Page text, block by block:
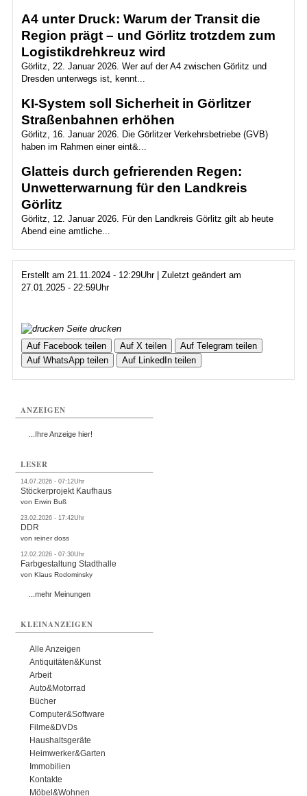
A4 unter Druck: Warum der Transit die
Region prägt – und Görlitz trotzdem zum
Logistikdrehkreuz wird
Görlitz, 22. Januar 2026. Wer auf der A4 zwischen Görlitz und
Dresden unterwegs ist, kennt...
KI-System soll Sicherheit in Görlitzer
Straßenbahnen erhöhen
Görlitz, 16. Januar 2026. Die Görlitzer Verkehrsbetriebe (GVB)
haben im Rahmen einer eint&...
Glatteis durch gefrierenden Regen:
Unwetterwarnung für den Landkreis
Görlitz
Görlitz, 12. Januar 2026. Für den Landkreis Görlitz gilt ab heute
Abend eine amtliche...
Erstellt am 21.11.2024 - 12:29Uhr | Zuletzt geändert am
27.01.2025 - 22:59Uhr
Seite drucken
Auf Facebook teilen
Auf X teilen
Auf Telegram teilen
Auf WhatsApp teilen
Auf LinkedIn teilen
ANZEIGEN
...Ihre Anzeige hier!
LESER
14.07.2026 - 07:12Uhr
Stöckerprojekt Kaufhaus
von Erwin Buß
23.02.2026 - 17:42Uhr
DDR
von reiner doss
12.02.2026 - 07:30Uhr
Farbgestaltung Stadthalle
von Klaus Rodominsky
...mehr Meinungen
KLEINANZEIGEN
Alle Anzeigen
Antiquitäten&Kunst
Arbeit
Auto&Motorrad
Bücher
Computer&Software
Filme&DVDs
Haushaltsgeräte
Heimwerker&Garten
Immobilien
Kontakte
Möbel&Wohnen